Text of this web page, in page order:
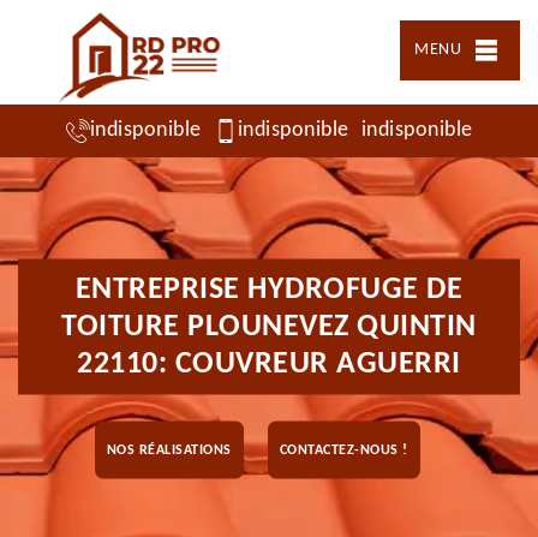
MENU
indisponible indisponible indisponible
ENTREPRISE HYDROFUGE DE
TOITURE PLOUNEVEZ QUINTIN
22110: COUVREUR AGUERRI
NOS RÉALISATIONS CONTACTEZ-NOUS !